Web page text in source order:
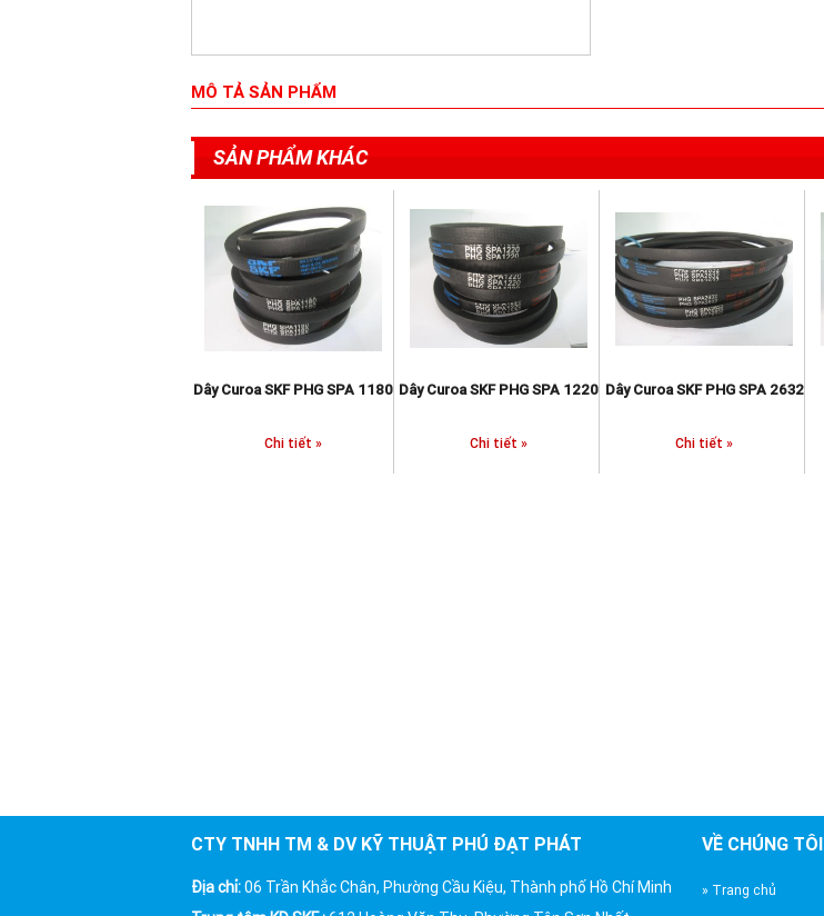
MÔ TẢ SẢN PHẨM
SẢN PHẨM KHÁC
Dây Curoa SKF PHG SPA 1180
Chi tiết »
Dây Curoa SKF PHG SPA 1220
Chi tiết »
Dây Curoa SKF PHG SPA 2632
Chi tiết »
CTY TNHH TM & DV KỸ THUẬT PHÚ ĐẠT PHÁT
Địa chỉ:06 Trần Khắc Chân, Phường Cầu Kiệu, Thành phố Hồ Chí Minh
VỀ CHÚNG TÔI
» Trang chủ